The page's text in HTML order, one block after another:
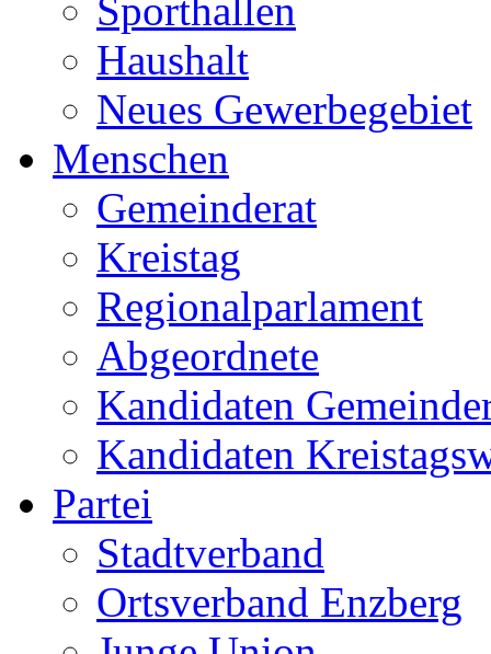
Sporthallen
Haushalt
Neues Gewerbegebiet
Menschen
Gemeinderat
Kreistag
Regionalparlament
Abgeordnete
Kandidaten
Kandidaten
Partei
Stadtverband
Ortsverband Enzberg